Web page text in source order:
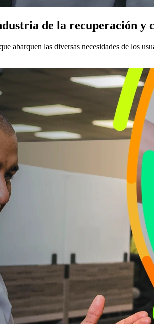
de la recuperación y
abarquen las diversas necesidades de los